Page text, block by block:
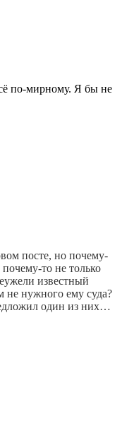
по-мирному. Я бы не
посте, но почему-
то не только
известный
не нужного ему суда?
один из них…